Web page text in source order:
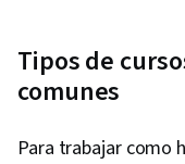
Tipos de
comunes
Para trabajar como